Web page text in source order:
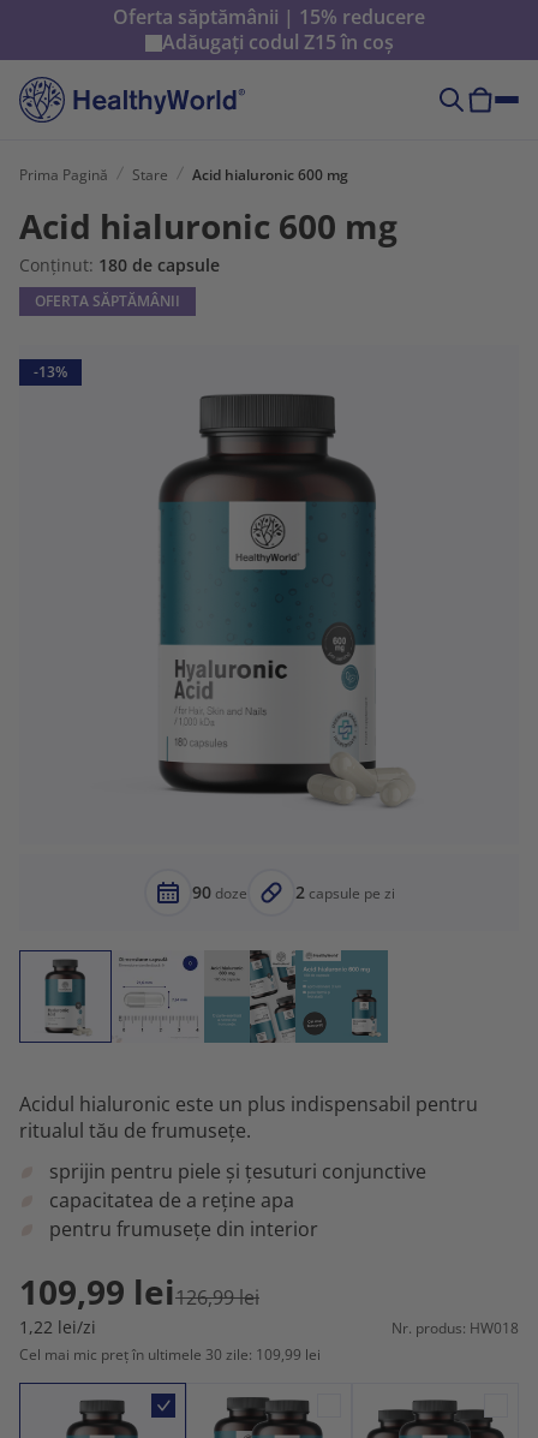
Oferta săptămânii | 15% reducere
Adăugați codul Z15în coș
Prima Pagină Stare Acid hialuronic 600 mg
Acid hialuronic 600 mg
Conținut: 180 de capsule
OFERTA SĂPTĂMÂNII
-13%
90doze 2capsule pe zi
Acidul hialuronic este un plus indispensabil pentru
ritualul tău de frumusețe.
sprijin pentru piele și țesuturi conjunctive
capacitatea de a reține apa
pentru frumusețe din interior
109,99 lei126,99 lei
1,22 lei/zi
Nr. produs: HW018
Cel mai mic preț în ultimele 30 zile: 109,99 lei